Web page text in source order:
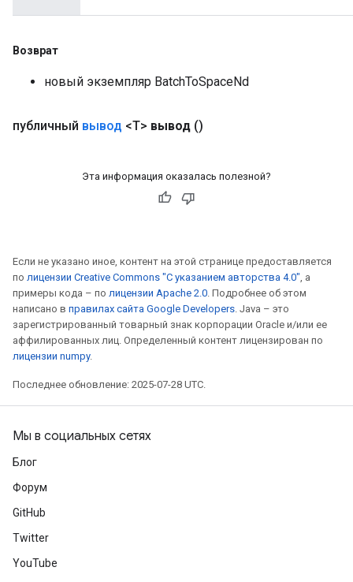
Возврат
новый экземпляр BatchToSpaceNd
публичный вывод <T> вывод ()
Эта информация оказалась полезной?
Если не указано иное, контент на этой странице предоставляется
по лицензии Creative Commons "С указанием авторства 4.0", а
примеры кода – по лицензии Apache 2.0. Подробнее об этом
написано в правилах сайта Google Developers. Java – это
зарегистрированный товарный знак корпорации Oracle и/или ее
аффилированных лиц. Определенный контент лицензирован по
лицензии numpy.
Последнее обновление: 2025-07-28 UTC.
Мы в социальных сетях
Блог
Форум
GitHub
Twitter
YouTube